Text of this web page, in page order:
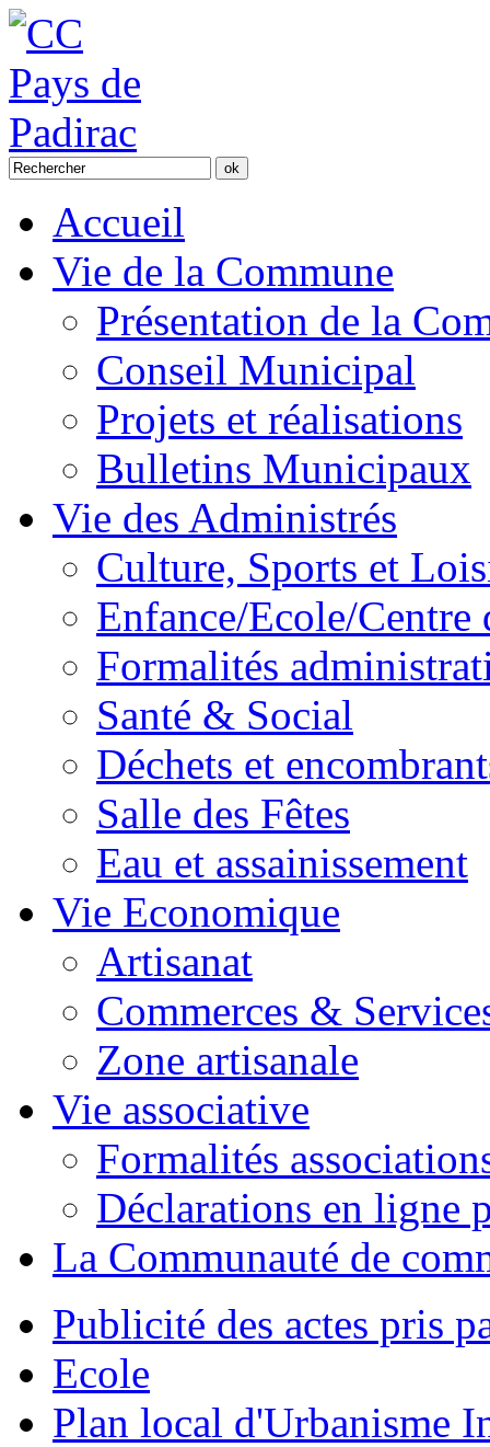
Accueil
Vie de la Commune
Présentation de la
Conseil Municipal
Projets et réalisations
Bulletins Municipaux
Vie des Administrés
Culture, Sports et
Enfance/Ecole/Centre
Formalités
Santé & Social
Déchets et
Salle des Fêtes
Eau et assainissement
Vie Economique
Artisanat
Commerces &
Zone artisanale
Vie associative
Formalités
Déclarations en ligne
La Communauté de
Publicité des actes pris
Ecole
Plan local d'Urbanisme